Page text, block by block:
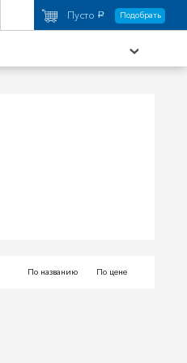
Пусто a Подобрать
По названию По цене